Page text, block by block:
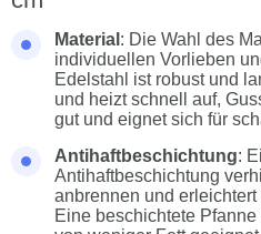
Material : Die Wahl des
individuellen Vorlieben
Edelstahl ist robust und
und heizt schnell auf,
gut und eignet sich für
Antihaftbeschichtung:
Antihaftbeschichtung
anbrennen und
Eine beschichtete